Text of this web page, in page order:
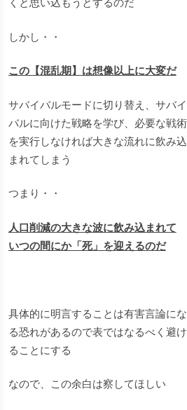
くと思い込もうとするのだ
しかし・・
この【混乱期】は想像以上に大変だ
サバイバルモードに切り替え、サバイ
バルに向けた戦略を学び、必要な戦術
を実行しなければ大きな流れに飲み込
まれてしまう
つまり・・
人口削減の大きな波に飲み込まれて
いつの間にか「死」を迎えるのだ
具体的に明言することは有害言論にな
る恐れがあるので表ではなるべく避け
ることにする
なので、この余白は察してほしい